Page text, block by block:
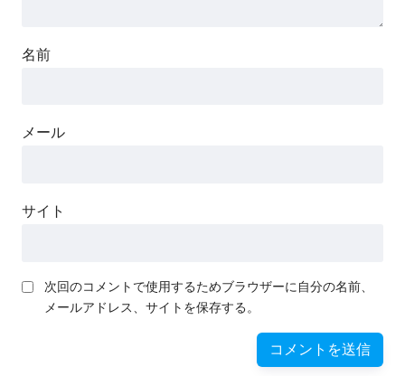
名前
メール
サイト
次回のコメントで使用するためブラウザーに自分の名前、
メールアドレス、サイトを保存する。